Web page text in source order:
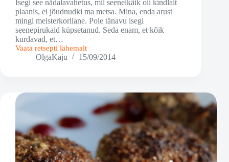
Isegi see nädalavahetus, mil seenelkäik oli kindlalt
plaanis, ei jõudnudki ma metsa. Mina, enda arust
mingi meisterkorilane. Pole tänavu isegi
seenepirukaid küpsetanud. Seda enam, et kõik
kurdavad, et…
Vaata retsepti lähemalt
Kalapulgad
OlgaKaju 15/09/2014